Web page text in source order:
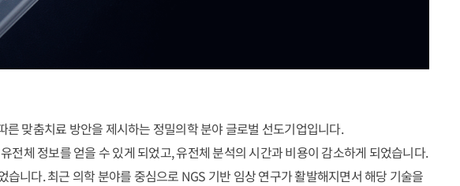
맞춤치료 방안을 제시하는 정밀의학 분야 글로벌 선도기업입니다.
체 정보를 얻을 수 있게 되었고, 유전체 분석의 시간과 비용이 감소하게 되었습니다.
니다. 최근 의학 분야를 중심으로 NGS 기반 임상 연구가 활발해지면서 해당 기술을